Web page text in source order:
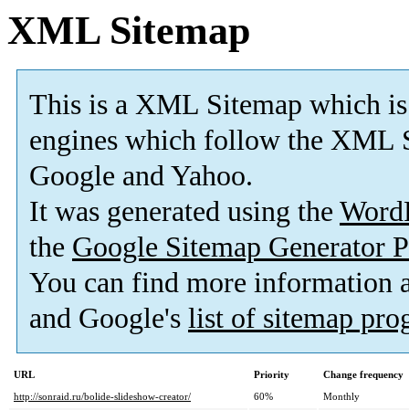
XML Sitemap
This is a XML Sitemap which is
engines which follow the XML
Google and Yahoo.
It was generated using the
the Google Sitemap Generator
You can find more information
and Google's list of sitemap
URL Priority
Change frequency
http://sonraid.ru/bolide-slideshow-creator/
60%
Monthly